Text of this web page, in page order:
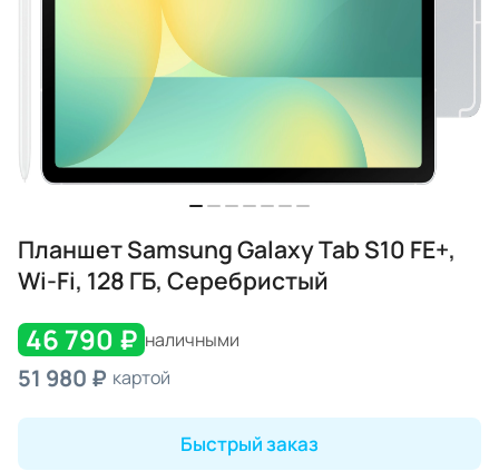
Планшет Samsung Galaxy Tab S10 FE+,
Wi-Fi, 128 ГБ, Серебристый
46 790 ₽ наличными
51 980 ₽ картой
Быстрый заказ